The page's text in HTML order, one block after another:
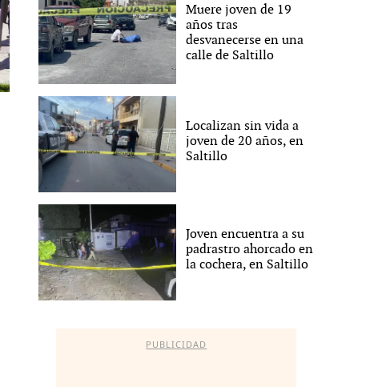
Muere joven de 19
años tras
desvanecerse en una
calle de Saltillo
Localizan sin vida a
joven de 20 años, en
Saltillo
Joven encuentra a su
padrastro ahorcado en
la cochera, en Saltillo
PUBLICIDAD